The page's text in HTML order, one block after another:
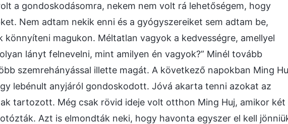
a gondoskodásomra, nekem nem volt rá lehetőségem, hogy
Nem adtam nekik enni és a gyógyszereiket sem adtam be,
magukon. Méltatlan vagyok a kedvességre, amellyel
lányt felnevelni, mint amilyen én vagyok?” Minél tovább
szemrehányással illette magát. A következő napokban Ming
lebénult anyjáról gondoskodott. Jóvá akarta tenni azokat az
tartozott. Még csak rövid ideje volt otthon Ming Huj, amikor két
Azt is elmondták neki, hogy havonta egyszer el kell